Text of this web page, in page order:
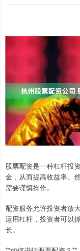
股票配资是一种杠杆投
金，从而提高收益率。
需要谨慎操作。
配资服务允许投资者放
运用杠杆，投资者可以
长。